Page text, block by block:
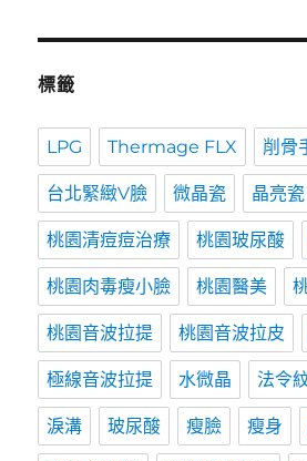
標籤
LPG Thermage FLX 削骨
台北緊緻V臉 微晶瓷 晶亮瓷
桃園清痘痘治療 桃園玻尿酸
桃園肉毒瘦小臉 桃園醫美
桃園音波拉提 桃園音波拉皮
極線音波拉提 水微晶 法令
淚溝 玻尿酸 瘦臉 瘦身